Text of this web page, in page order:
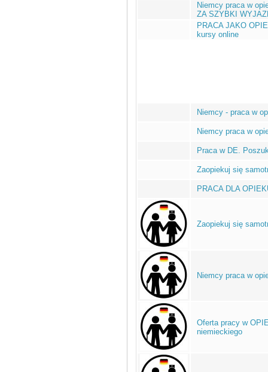
Niemcy praca w
ZA SZYBKI
PRACA JAKO
kursy online
Niemcy - praca w
Niemcy praca w
Praca w DE.
Zaopiekuj się
PRACA DLA
Zaopiekuj się
Niemcy praca w
Oferta pracy w
niemieckiego